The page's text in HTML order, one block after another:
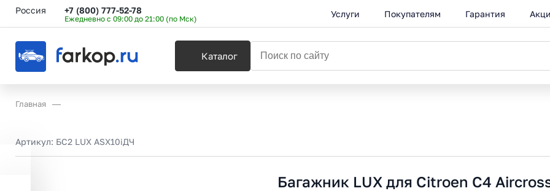
Россия +7 (800) 777-52-78
Ежедневно с 09:00 до 21:00 (по Мск) Услуги Покупателям Гарантия
Каталог
Главная
Артикул: БС2 LUX ASX10iДЧ
Багажник LUX для Citroen C4